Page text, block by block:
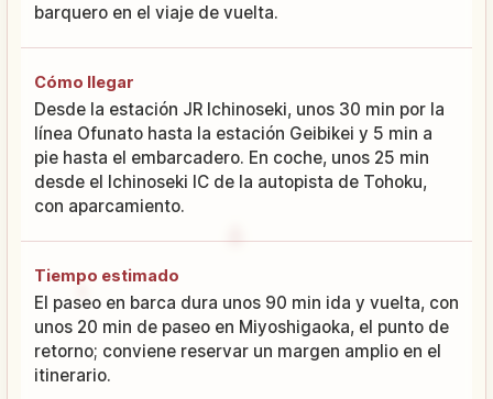
barquero en el viaje de vuelta.
Cómo llegar
Desde la estación JR Ichinoseki, unos 30 min por la
línea Ofunato hasta la estación Geibikei y 5 min a
pie hasta el embarcadero. En coche, unos 25 min
desde el Ichinoseki IC de la autopista de Tohoku,
con aparcamiento.
Tiempo estimado
El paseo en barca dura unos 90 min ida y vuelta, con
unos 20 min de paseo en Miyoshigaoka, el punto de
retorno; conviene reservar un margen amplio en el
itinerario.